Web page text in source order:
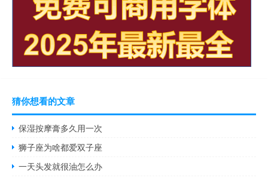
猜你想看的文章
保湿按摩膏多久用一次
狮子座为啥都爱双子座
一天头发就很油怎么办